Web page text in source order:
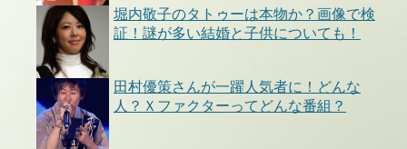
堀内敬子のタトゥーは本物か？画像で検
証！謎が多い結婚と子供についても！
田村優策さんが一躍人気者に！どんな
人？Ｘファクターってどんな番組？